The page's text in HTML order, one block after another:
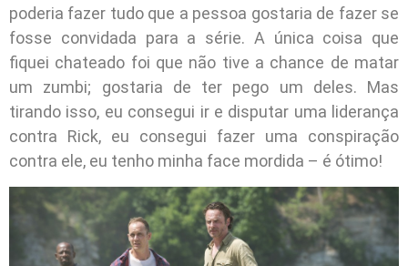
poderia fazer tudo que a pessoa gostaria de fazer se
fosse convidada para a série. A única coisa que
fiquei chateado foi que não tive a chance de matar
um zumbi; gostaria de ter pego um deles. Mas
tirando isso, eu consegui ir e disputar uma liderança
contra Rick, eu consegui fazer uma conspiração
contra ele, eu tenho minha face mordida – é ótimo!